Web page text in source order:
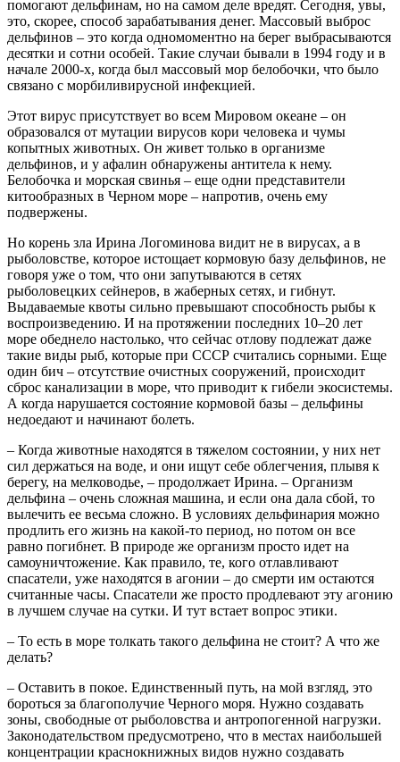
помогают дельфинам, но на самом деле вредят. Сегодня, увы,
это, скорее, способ зарабатывания денег. Массовый выброс
дельфинов – это когда одномоментно на берег выбрасываются
десятки и сотни особей. Такие случаи бывали в 1994 году и в
начале 2000-х, когда был массовый мор белобочки, что было
связано с морбиливирусной инфекцией.
Этот вирус присутствует во всем Мировом океане – он
образовался от мутации вирусов кори человека и чумы
копытных животных. Он живет только в организме
дельфинов, и у афалин обнаружены антитела к нему.
Белобочка и морская свинья – еще одни представители
китообразных в Черном море – напротив, очень ему
подвержены.
Но корень зла Ирина Логоминова видит не в вирусах, а в
рыболовстве, которое истощает кормовую базу дельфинов, не
говоря уже о том, что они запутываются в сетях
рыболовецких сейнеров, в жаберных сетях, и гибнут.
Выдаваемые квоты сильно превышают способность рыбы к
воспроизведению. И на протяжении последних 10–20 лет
море обеднело настолько, что сейчас отлову подлежат даже
такие виды рыб, которые при СССР считались сорными. Еще
один бич – отсутствие очистных сооружений, происходит
сброс канализации в море, что приводит к гибели экосистемы.
А когда нарушается состояние кормовой базы – дельфины
недоедают и начинают болеть.
– Когда животные находятся в тяжелом состоянии, у них нет
сил держаться на воде, и они ищут себе облегчения, плывя к
берегу, на мелководье, – продолжает Ирина. – Организм
дельфина – очень сложная машина, и если она дала сбой, то
вылечить ее весьма сложно. В условиях дельфинария можно
продлить его жизнь на какой-то период, но потом он все
равно погибнет. В природе же организм просто идет на
самоуничтожение. Как правило, те, кого отлавливают
спасатели, уже находятся в агонии – до смерти им остаются
считанные часы. Спасатели же просто продлевают эту агонию
в лучшем случае на сутки. И тут встает вопрос этики.
– То есть в море толкать такого дельфина не стоит? А что же
делать?
– Оставить в покое. Единственный путь, на мой взгляд, это
бороться за благополучие Черного моря. Нужно создавать
зоны, свободные от рыболовства и антропогенной нагрузки.
Законодательством предусмотрено, что в местах наибольшей
концентрации краснокнижных видов нужно создавать